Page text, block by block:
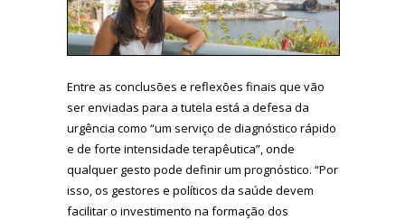
Entre as conclusões e reflexões finais que vão
ser enviadas para a tutela está a defesa da
urgência como “um serviço de diagnóstico rápido
e de forte intensidade terapêutica”, onde
qualquer gesto pode definir um prognóstico. “Por
isso, os gestores e políticos da saúde devem
facilitar o investimento na formação dos